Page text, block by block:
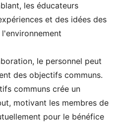
les éducateurs
et des idées des
le personnel peut
des objectifs communs.
communs crée un
motivant les membres de
pour le bénéfice